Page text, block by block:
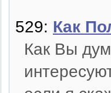
529: Как
Как Вы